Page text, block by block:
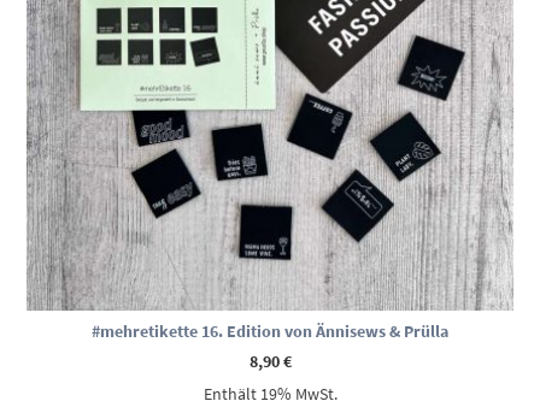
#mehretikette 16. Edition von Ännisews & Prülla
8,90€
Enthält 19% MwSt.